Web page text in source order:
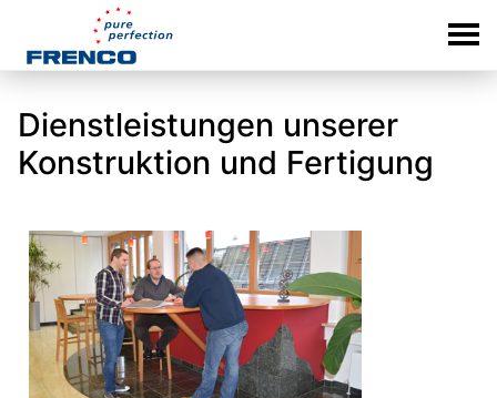
Dienstleistungen unserer
Konstruktion und Fertigung